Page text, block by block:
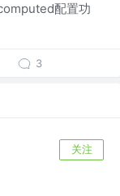
配置功
3
关注